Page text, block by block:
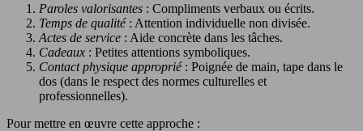
Paroles valorisantes : Compliments verbaux ou écrits.
Temps de qualité : Attention individuelle non divisée.
Actes de service : Aide concrète dans les tâches.
Cadeaux : Petites attentions symboliques.
Contact physique approprié : Poignée de main, tape dans le
dos (dans le respect des normes culturelles et
professionnelles).
Pour mettre en œuvre cette approche :